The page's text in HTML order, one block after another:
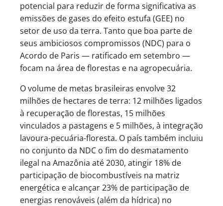
potencial para reduzir de forma significativa as
emissões de gases do efeito estufa (GEE) no
setor de uso da terra. Tanto que boa parte de
seus ambiciosos compromissos (NDC) para o
Acordo de Paris — ratificado em setembro —
focam na área de florestas e na agropecuária.
O volume de metas brasileiras envolve 32
milhões de hectares de terra: 12 milhões ligados
à recuperação de florestas, 15 milhões
vinculados a pastagens e 5 milhões, à integração
lavoura-pecuária-floresta. O país também incluiu
no conjunto da NDC o fim do desmatamento
ilegal na Amazônia até 2030, atingir 18% de
participação de biocombustíveis na matriz
energética e alcançar 23% de participação de
energias renováveis (além da hídrica) no